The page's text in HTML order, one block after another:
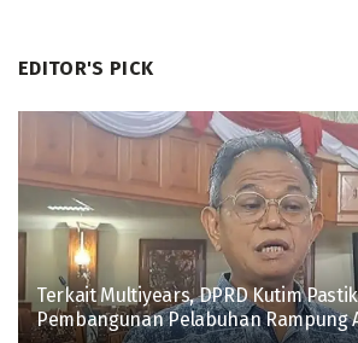
EDITOR'S PICK
Terkait Multiyears, DPRD Kutim
Pembangunan Pelabuhan Rampung